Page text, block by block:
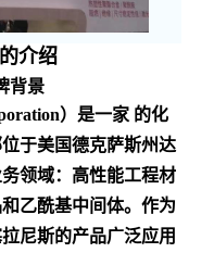
介绍
背景
）是一家 的化
于美国德克萨斯州达
领域：高性能工程材
乙酰基中间体。作为
尼斯的产品广泛应用